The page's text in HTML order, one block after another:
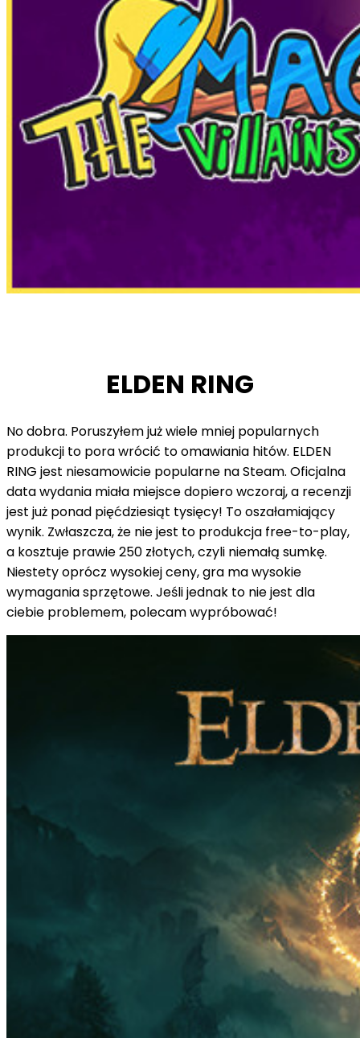
ELDEN RING
No dobra. Poruszyłem już wiele mniej popularnych
produkcji to pora wrócić to omawiania hitów. ELDEN
RING jest niesamowicie popularne na Steam. Oficjalna
data wydania miała miejsce dopiero wczoraj, a recenzji
jest już ponad pięćdziesiąt tysięcy! To oszałamiający
wynik. Zwłaszcza, że nie jest to produkcja free-to-play,
a kosztuje prawie 250 złotych, czyli niemałą sumkę.
Niestety oprócz wysokiej ceny, gra ma wysokie
wymagania sprzętowe. Jeśli jednak to nie jest dla
ciebie problemem, polecam wypróbować!